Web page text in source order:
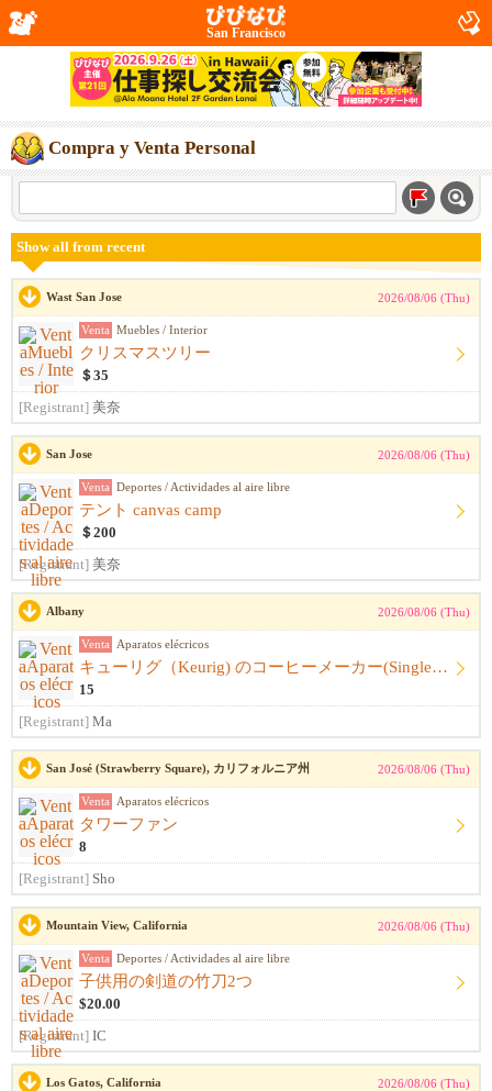
San Francisco
Compra y Venta Personal
Show all from recent
Wast San Jose 2026/08/06 (Thu)
Venta Muebles / Interior
クリスマスツリー
＄35
[Registrant] 美奈
San Jose 2026/08/06 (Thu)
Venta Deportes / Actividades al aire libre
テント canvas camp
＄200
[Registrant] 美奈
Albany 2026/08/06 (Thu)
Venta Aparatos elécricos
キューリグ（Keurig) のコーヒーメーカー(Single Serve Coffee) Maker
15
[Registrant] Ma
San José (Strawberry Square), カリフォルニア州 2026/08/06 (Thu)
Venta Aparatos elécricos
タワーファン
8
[Registrant] Sho
Mountain View, California 2026/08/06 (Thu)
Venta Deportes / Actividades al aire libre
子供用の剣道の竹刀2つ
$20.00
[Registrant] IC
Los Gatos, California 2026/08/06 (Thu)